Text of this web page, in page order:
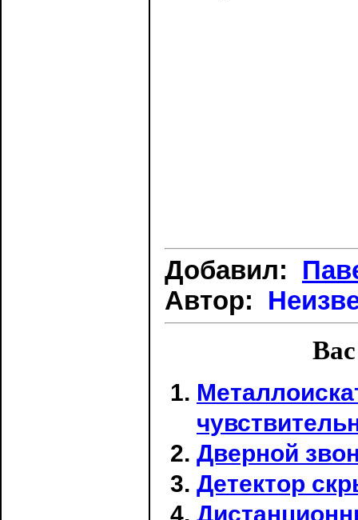
Добавил:
Автор:
Дверной
Детектор